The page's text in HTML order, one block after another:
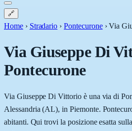
🔗
Home › Stradario › Pontecurone ›Via
Via Giuseppe Di
Pontecurone
Via Giuseppe Di Vittorio è una via di
Alessandria (AL), in Piemonte.
abitanti. Qui trovi la posizione esatta